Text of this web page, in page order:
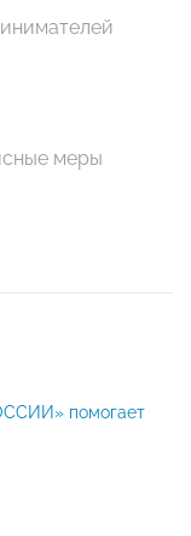
меры
помогает